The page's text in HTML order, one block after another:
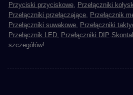
Przyciski przyciskowe, Przełączniki
Przełączniki przełączające, Przełącznik
Przełączniki suwakowe, Przełączniki
Przełącznik LED, Przełączniki DIP.
szczegółów!